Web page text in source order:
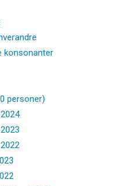
konsonanter
personer)